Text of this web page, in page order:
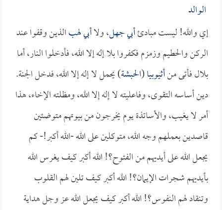
الوالد
إي والله! ليست مبادئأبي جهل، ولاأبي لهبالذين وقفوا عند
الركن والحطيم وزمزم فكفروا بلا إله إلا الله، فأدخلوا النار، أما
بلال فأتى منأثيوبيا(الحبشة) يحمل لا إله إلا الله، فدخل الجنة.
دين أساسه التقوى، وفاعليته لا إله إلا الله، ومظلته الإخاء، هذا
أمر لا يغيب، والأساتذة يوم يخرجون من بيوتهم متوضئين
قاصدين بعملهم وجه الله، متوكلين على الله -الله أكبر!- كم
يجعل الله على أيديهم من الفتوح؟! الله أكبر كيف يغرس الله
بأيديهم شجرات الإيمان؟! الله أكبر كيف تلين لهم القلوب
وتنقاد لهم النفوس؟! الله أكبر كيف يجعل الله عز وجل هداية